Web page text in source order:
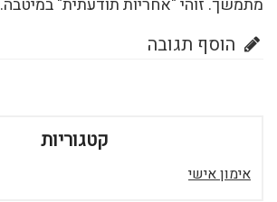
מתמשך. זוהי "אחריות תודעתית" במיטבה.
הוסף תגובה
קטגוריות
אימון אישי